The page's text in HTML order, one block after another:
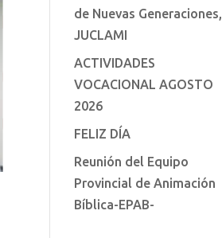
de Nuevas Generaciones,
JUCLAMI
ACTIVIDADES
VOCACIONAL AGOSTO
2026
FELIZ DÍA
Reunión del Equipo
Provincial de Animación
Bíblica-EPAB-